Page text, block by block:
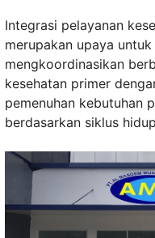
Integrasi pelayanan
merupakan upaya
mengkoordinasikan
kesehatan primer
pemenuhan kebutuhan
berdasarkan siklus
mendekatkan akses
yang bersifat promotif
rehabilitasi dan paliatif.
pelayanan kesehatan